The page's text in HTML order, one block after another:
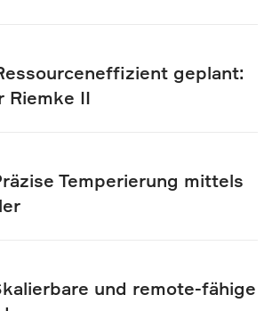
geplant:
Riemke II
Temperierung mittels
und remote-fähige